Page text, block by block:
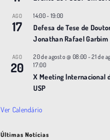
AGO
17
14:00- 19:00
Defesa de Tese de
Jonathan Rafael Garbim
AGO
20
20 de agosto @ 08:00 -21 de
17:00
X Meeting |nternacional
USP
Ver Calendário
Últimas Notícias